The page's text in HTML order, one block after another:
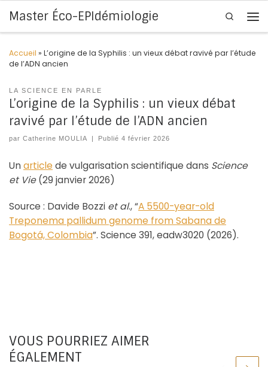
Skip to content
Master Éco-EPIdémiologie
Search
Accueil » L’origine de la Syphilis : un vieux débat ravivé par l’étude
de l’ADN ancien
LA SCIENCE EN PARLE
L’origine de la Syphilis : un vieux débat
ravivé par l’étude de l’ADN ancien
par Catherine MOULIA Publié 4 février 2026
Unarticle de vulgarisation scientifique dans Science
et Vie(29 janvier 2026)
Source : Davide Bozzi et al., “A 5500-year-old
Treponema pallidum genome from Sabana de
Bogotá, Colombia”. Science 391, eadw3020 (2026).
VOUS POURRIEZ AIMER
ÉGALEMENT